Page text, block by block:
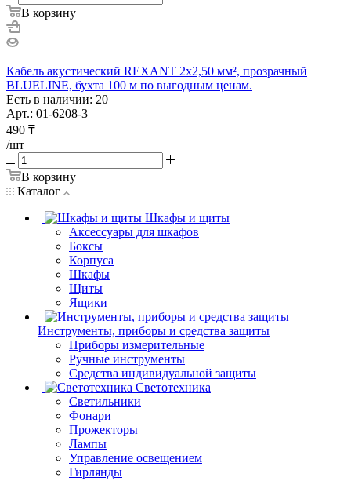
В корзину
Кабель акустический REXANT 2х2,50 мм², прозрачный
BLUELINE, бухта 100 м по выгодным ценам.
Есть в наличии: 20
Арт.: 01-6208-3
490 ₸
/шт
В корзину
Каталог
Шкафы и щиты
Аксессуары для шкафов
Боксы
Корпуса
Шкафы
Щиты
Ящики
Инструменты, приборы и средства защиты
Приборы измерительные
Ручные инструменты
Средства индивидуальной защиты
Светотехника
Светильники
Фонари
Прожекторы
Лампы
Управление освещением
Гирлянды